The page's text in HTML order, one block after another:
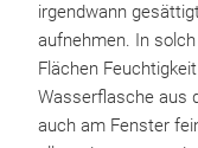
irgendwann
aufnehmen. In
Flächen
Wasserflasche aus
auch am Fenster